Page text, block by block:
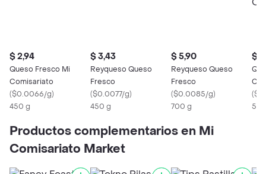
$ 2,94
Queso Fresco Mi
Comisariato
($0.0066/g)
450 g
$ 3,43
Reyqueso Queso
Fresco
($0.0077/g)
450 g
$ 5,90
Reyqueso Queso
Fresco
($0.0085/g)
700 g
$
(
Productos complementarios en Mi
Comisariato Market